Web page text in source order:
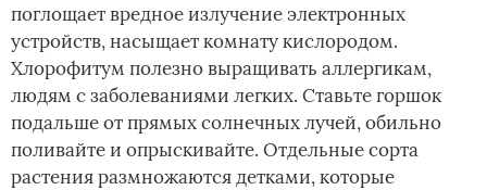
поглощает вредное излучение электронных
устройств, насыщает комнату кислородом.
Хлорофитум полезно выращивать аллергикам,
людям с заболеваниями легких. Ставьте горшок
подальше от прямых солнечных лучей, обильно
поливайте и опрыскивайте. Отдельные сорта
растения размножаются детками, которые